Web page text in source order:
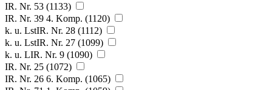
IR. Nr. 53 (1133)
IR. Nr. 39 4. Komp. (1120)
k. u. LstIR. Nr. 28 (1112)
k. u. LstIR. Nr. 27 (1099)
k. u. LIR. Nr. 9 (1090)
IR. Nr. 25 (1072)
IR. Nr. 26 6. Komp. (1065)